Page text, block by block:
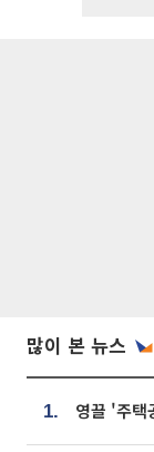
많이 본 뉴스
1.